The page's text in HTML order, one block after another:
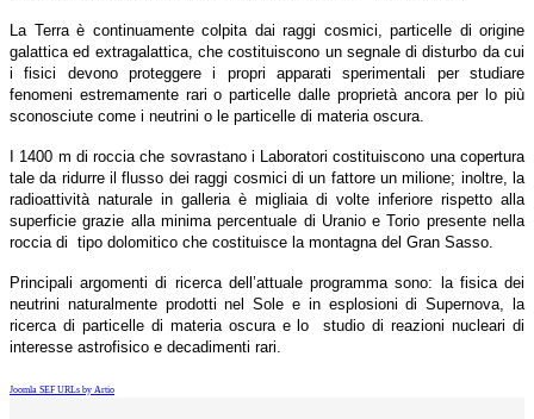
La Terra è continuamente colpita dai raggi cosmici, particelle di origine
galattica ed extragalattica, che costituiscono un segnale di disturbo da cui
i fisici devono proteggere i propri apparati sperimentali per studiare
fenomeni estremamente rari o particelle dalle proprietà ancora per lo più
sconosciute come i neutrini o le particelle di materia oscura.
I 1400 m di roccia che sovrastano i Laboratori costituiscono una copertura
tale da ridurre il flusso dei raggi cosmici di un fattore un milione; inoltre, la
radioattività naturale in galleria è migliaia di volte inferiore rispetto alla
superficie grazie alla minima percentuale di Uranio e Torio presente nella
roccia di tipo dolomitico che costituisce la montagna del Gran Sasso.
Principali argomenti di ricerca dell’attuale programma sono: la fisica dei
neutrini naturalmente prodotti nel Sole e in esplosioni di Supernova, la
ricerca di particelle di materia oscura e lo studio di reazioni nucleari di
interesse astrofisico e decadimenti rari.
Joomla SEF URLs by Artio